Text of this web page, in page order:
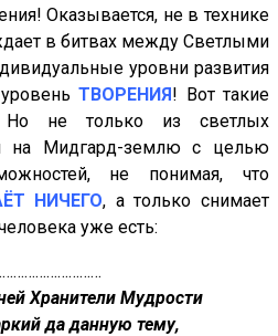
Оказывается, не в технике
в битвах между Светлыми
уровни развития
ТВОРЕНИЯ! Вот такие
Но не только из светлых
на Мидгард-землю с целью
не понимая, что
НИЧЕГО, а только снимает
уже есть:
Хранители Мудрости
да данную тему,